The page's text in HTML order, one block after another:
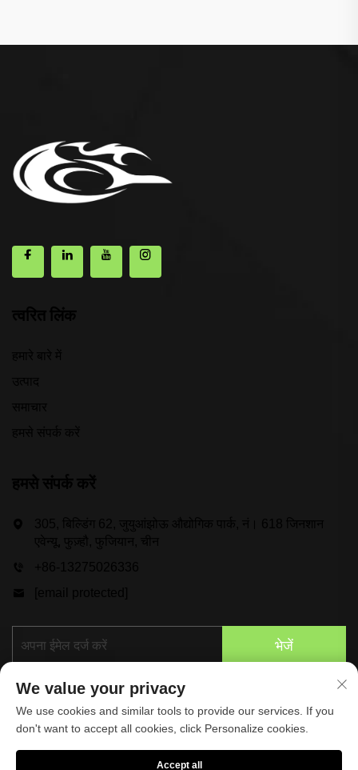
भेजें
We value your privacy
We use cookies and similar tools to provide our services. If you
don't want to accept all cookies, click Personalize cookies.
Accept all